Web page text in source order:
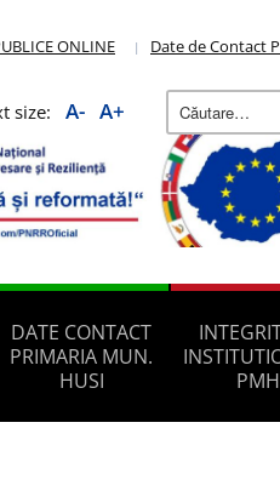
ONLINE Date de Contact
size: A- A+
DATE CONTACT
PRIMARIA MUN.
HUSI
PMH